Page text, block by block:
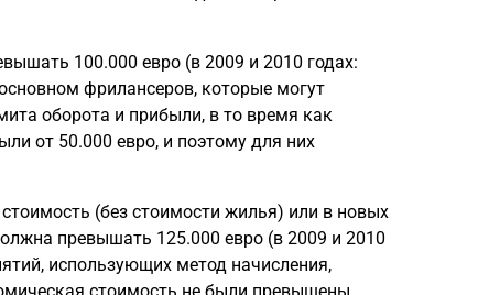
100.000 евро (в 2009 и 2010 годах:
фрилансеров, которые могут
оборота и прибыли, в то время как
от 50.000 евро, и поэтому для них
(без стоимости жилья) или в новых
превышать 125.000 евро (в 2009 и 2010
использующих метод начисления,